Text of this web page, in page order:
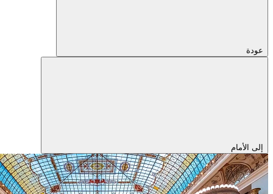
عودة
إلى الأمام